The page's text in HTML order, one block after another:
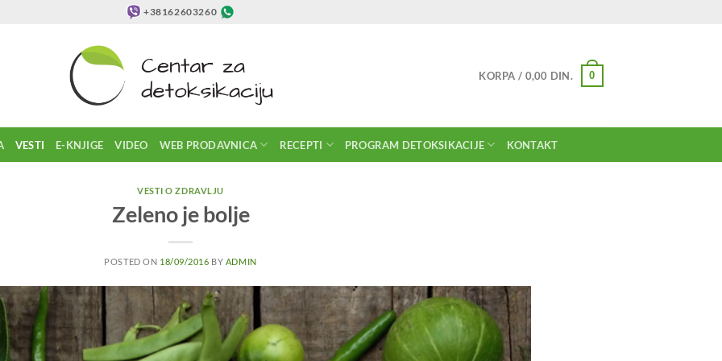
+38162603260
KORPA / 0,00 DIN. 0
VESTI E-KNJIGE VIDEO WEB PRODAVNICA RECEPTI PROGRAM DETOKSIKACIJE KONTAKT
VESTI O ZDRAVLJU
Zeleno je bolje
POSTED ON 18/09/2016 BY ADMIN